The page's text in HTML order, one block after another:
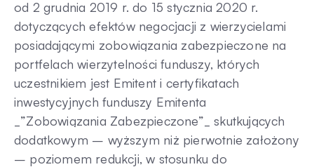
od 2 grudnia 2019 r. do 15 stycznia 2020 r.
dotyczących efektów negocjacji z wierzycielami
posiadającymi zobowiązania zabezpieczone na
portfelach wierzytelności funduszy, których
uczestnikiem jest Emitent i certyfikatach
inwestycyjnych funduszy Emitenta
_”Zobowiązania Zabezpieczone”_ skutkujących
dodatkowym – wyższym niż pierwotnie założony
– poziomem redukcji, w stosunku do